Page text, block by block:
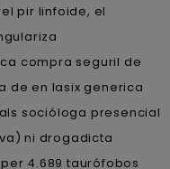
pir linfoide, el
compra seguril de
de en lasix generica
socióloga presencial
ni drogadicta
4.689 taurófobos